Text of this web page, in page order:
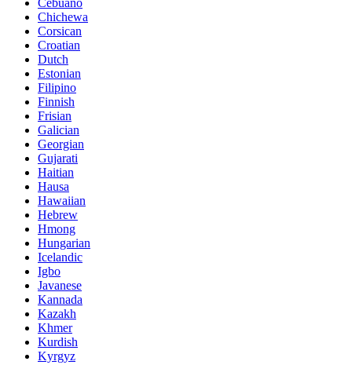
Chichewa
Corsican
Croatian
Dutch
Estonian
Filipino
Finnish
Frisian
Galician
Georgian
Gujarati
Haitian
Hausa
Hawaiian
Hebrew
Hmong
Hungarian
Icelandic
Igbo
Javanese
Kannada
Kazakh
Khmer
Kurdish
Kyrgyz